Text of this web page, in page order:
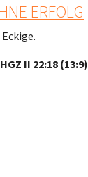
ERFOLG
II 22:18 (13:9)